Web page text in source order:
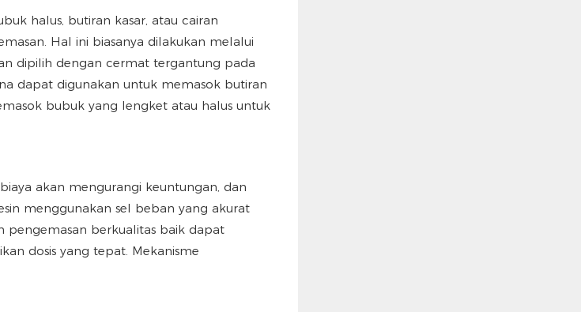
halus, butiran kasar, atau cairan
Hal ini biasanya dilakukan melalui
dipilih dengan cermat tergantung pada
dapat digunakan untuk memasok butiran
bubuk yang lengket atau halus untuk
akan mengurangi keuntungan, dan
menggunakan sel beban yang akurat
berkualitas baik dapat
dosis yang tepat. Mekanisme